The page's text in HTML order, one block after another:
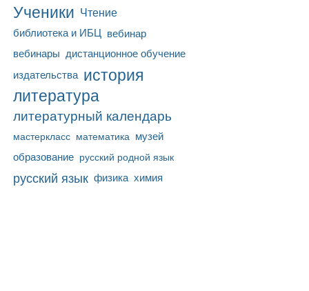
Ученики Чтение
библиотека и ИБЦ вебинар
вебинары дистанционное обучение
издательства история
литература
литературный календарь
мастеркласс математика музей
образование русский родной язык
русский язык физика химия